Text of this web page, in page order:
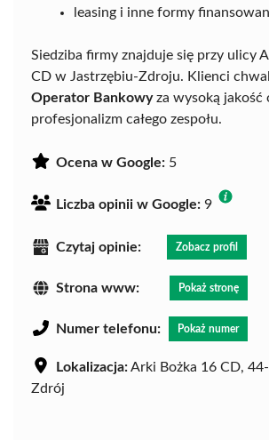
leasing i inne formy
Siedziba firmy znajduje się przy ulicy
CD w Jastrzębiu-Zdroju. Klienci
Operator Bankowyza wysoką jakość
profesjonalizm całego zespołu.
Ocena w Google: 5
Liczba opinii w Google: 9
Czytaj opinie: Zobacz profil
Strona www: Pokaż stronę
Numer telefonu: Pokaż numer
Lokalizacja:Arki Bożka 16 CD,
Zdrój